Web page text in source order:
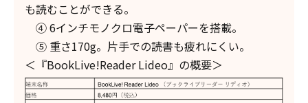
も読むことができる。
④ 6インチモノクロ電子ペーパーを搭載。
⑤ 重さ170g。片手での読書も疲れにくい。
＜『BookLive!Reader Lideo』の概要＞